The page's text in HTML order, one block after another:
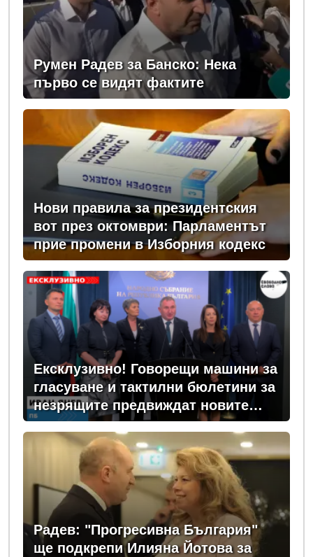
Румен Радев за Банско: Нека
първо се видят фактите
Нови правила за президентския
вот през октомври: Парламентът
прие промени в Изборния кодекс
Ексклузивно! Говорещи машини за
гласуване и тактилни бюлетини за
незрящите предвиждат новите
изборни правила! (ВИДЕО)
Радев: "Прогресивна България"
ще подкрепи Илияна Йотова за